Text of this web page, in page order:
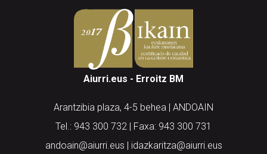
Aiurri.eus - Erroitz BM
Arantzibia plaza, 4-5 behea | ANDOAIN
Tel.: 943 300 732 | Faxa: 943 300 731
andoain@aiurri.eus | idazkaritza@aiurri.eus